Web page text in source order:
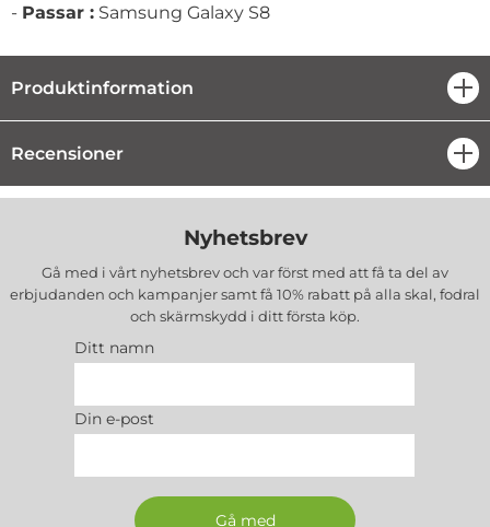
- Passar : Samsung Galaxy S8
Produktinformation
Recensioner
Nyhetsbrev
Gå med i vårt nyhetsbrev och var först med att få ta del av
erbjudanden och kampanjer samt få 10% rabatt på alla skal, fodral
och skärmskydd i ditt första köp.
Ditt namn
Din e-post